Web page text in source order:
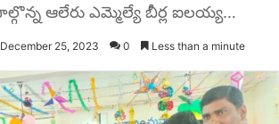
పాల్గొన్న ఆలేరు ఎమ్మెల్యే బీర్ల ఐలయ్య…
December 25, 2023 0 Less than a minute